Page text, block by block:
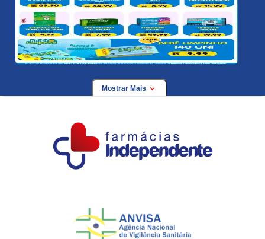
Mostrar Mais